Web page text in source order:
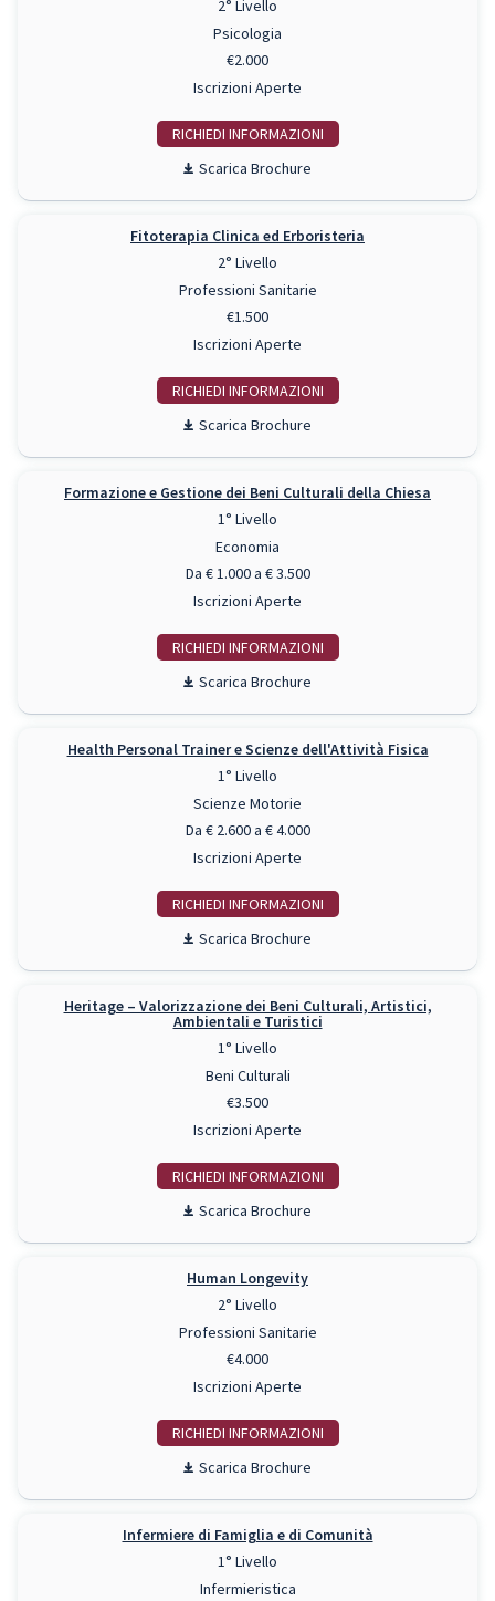
2° Livello
Psicologia
€2.000
Iscrizioni Aperte
RICHIEDI INFO
Scarica Brochure
Fitoterapia Clinica ed Erboristeria
2° Livello
Professioni Sanitarie
€1.500
Iscrizioni Aperte
RICHIEDI INFO
Scarica Brochure
Formazione e Gestione dei Beni Culturali della Chiesa
1° Livello
Economia
Da € 1.000 a € 3.500
Iscrizioni Aperte
RICHIEDI INFO
Scarica Brochure
Health Personal Trainer e Scienze dell'Attività Fisica
1° Livello
Scienze Motorie
Da € 2.600 a € 4.000
Iscrizioni Aperte
RICHIEDI INFO
Scarica Brochure
Heritage – Valorizzazione dei Beni Culturali, Artistici,
Ambientali e Turistici
1° Livello
Beni Culturali
€3.500
Iscrizioni Aperte
RICHIEDI INFO
Scarica Brochure
Human Longevity
2° Livello
Professioni Sanitarie
€4.000
Iscrizioni Aperte
RICHIEDI INFO
Scarica Brochure
Infermiere di Famiglia e di Comunità
1° Livello
Infermieristica